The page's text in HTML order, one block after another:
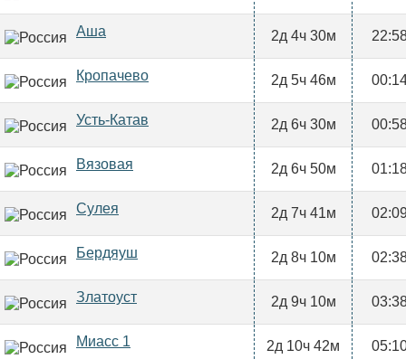
Аша 2д 4ч 30м
Кропачево 2д 5ч 46м
Усть-Катав 2д 6ч 30м
Вязовая 2д 6ч 50м
Сулея 2д 7ч 41м
Бердяуш 2д 8ч 10м
Златоуст 2д 9ч 10м
Миасс 1 2д 10ч 42м